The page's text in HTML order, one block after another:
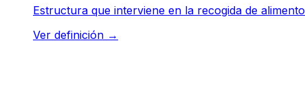
Estructura que interviene en la recogida de
Ver definición →